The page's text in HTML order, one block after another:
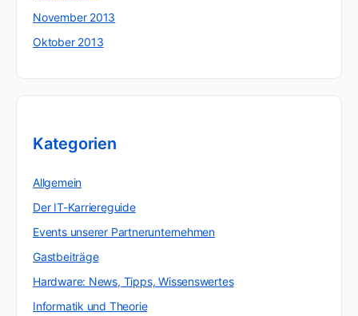
November 2013
Oktober 2013
Kategorien
Allgemein
Der IT-Karriereguide
Events unserer Partnerunternehmen
Gastbeiträge
Hardware: News, Tipps, Wissenswertes
Informatik und Theorie